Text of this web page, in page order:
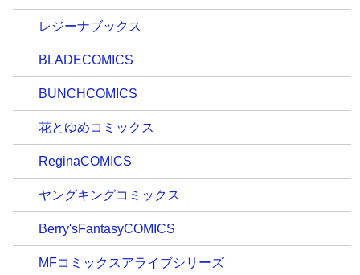
レジーナブックス
BLADECOMICS
BUNCHCOMICS
花とゆめコミックス
ReginaCOMICS
ヤングキングコミックス
Berry'sFantasyCOMICS
MFコミックスアライブシリーズ